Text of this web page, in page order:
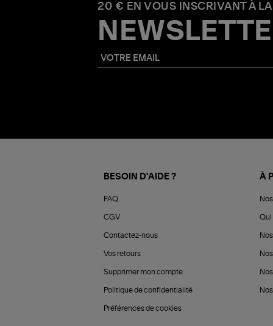
20 € EN VOUS INSCRIVANT À LA
BESOIN D'AIDE ?
FAQ
CGV
Contactez-nous
Vos retours
Supprimer mon compte
Politique de confidentialité
Préférences de cookies
À
Qui